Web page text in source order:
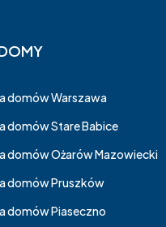
domów Warszawa
domów Stare Babice
domów Ożarów Mazowiecki
domów Pruszków
domów Piaseczno